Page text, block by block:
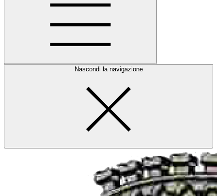
Nascondi la navigazione